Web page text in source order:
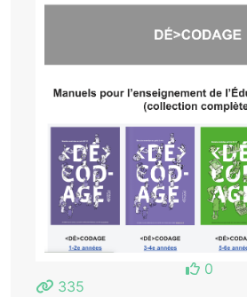
0
335